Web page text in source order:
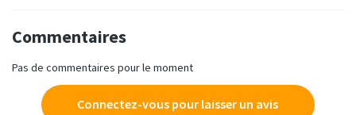
Commentaires
Pas de commentaires pour le moment
Connectez-vous pour laisser un avis